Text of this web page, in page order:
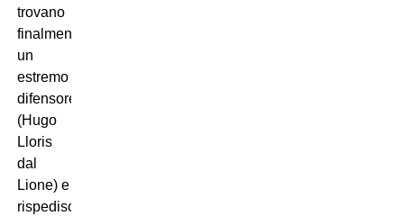
trovano
finalmente
un
estremo
difensore
(Hugo
Lloris
dal
Lione) e
rispediscono